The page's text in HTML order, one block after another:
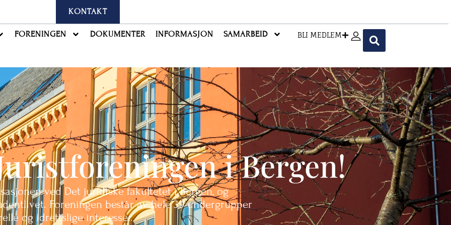
KONTAKT
FORENINGEN DOKUMENTER INFORMASJON SAMARBEID BLI MEDLEM
i Bergen!
ved Det juridiske fakultetet i Bergen, og
Foreningen består av hele 39 undergrupper
og idrettslige interesser.